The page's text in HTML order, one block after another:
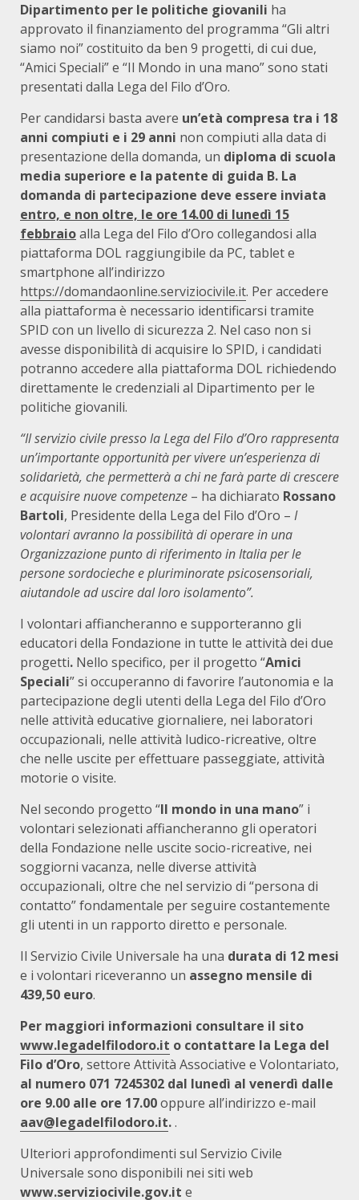
Dipartimento per le politiche giovanili ha
approvato il finanziamento del programma “Gli altri
siamo noi” costituito da ben 9 progetti, di cui due,
“Amici Speciali” e “Il Mondo in una mano” sono stati
presentati dalla Lega del Filo d’Oro.
Per candidarsi basta avere un’età compresa tra i 18
anni compiuti e i 29 anni non compiuti alla data di
presentazione della domanda, un diploma di scuola
media superiore e la patente di guida B. La
domanda di partecipazione deve essere inviata
entro, e non oltre, le ore 14.00 di lunedì 15
febbraioalla Lega del Filo d’Oro collegandosi alla
piattaforma DOL raggiungibile da PC, tablet e
smartphone all’indirizzo
https://domandaonline.serviziocivile.it. Per accedere
alla piattaforma è necessario identificarsi tramite
SPID con un livello di sicurezza 2. Nel caso non si
avesse disponibilità di acquisire lo SPID, i candidati
potranno accedere alla piattaforma DOL richiedendo
direttamente le credenziali al Dipartimento per le
politiche giovanili.
“Il servizio civile presso la Lega del Filo d’Oro rappresenta
un’importante opportunità per vivere un’esperienza di
solidarietà, che permetterà a chi ne farà parte di crescere
e acquisire nuove competenze – ha dichiarato Rossano
Bartoli, Presidente della Lega del Filo d’Oro – I
volontari avranno la possibilità di operare in una
Organizzazione punto di riferimento in Italia per le
persone sordocieche e pluriminorate psicosensoriali,
aiutandole ad uscire dal loro isolamento”.
I volontari affiancheranno e supporteranno gli
educatori della Fondazione in tutte le attività dei due
progetti. Nello specifico, per il progetto “Amici
Speciali” si occuperanno di favorire l’autonomia e la
partecipazione degli utenti della Lega del Filo d’Oro
nelle attività educative giornaliere, nei laboratori
occupazionali, nelle attività ludico-ricreative, oltre
che nelle uscite per effettuare passeggiate, attività
motorie o visite.
Nel secondo progetto “Il mondo in una mano” i
volontari selezionati affiancheranno gli operatori
della Fondazione nelle uscite socio-ricreative, nei
soggiorni vacanza, nelle diverse attività
occupazionali, oltre che nel servizio di “persona di
contatto” fondamentale per seguire costantemente
gli utenti in un rapporto diretto e personale.
Il Servizio Civile Universale ha una durata di 12 mesi
e i volontari riceveranno un assegno mensile di
439,50 euro.
Per maggiori informazioni consultare il sito
www.legadelfilodoro.it o contattare la Lega del
Filo d’Oro, settore Attività Associative e Volontariato,
al numero 071 7245302 dal lunedì al venerdì dalle
ore 9.00 alle ore 17.00oppure all’indirizzo e-mail
aav@legadelfilodoro.it..
Ulteriori approfondimenti sul Servizio Civile
Universale sono disponibili nei siti web
www.serviziocivile.gov.it e